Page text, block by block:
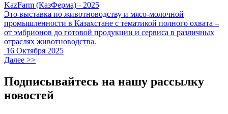
KazFarm (КазФерма) - 2025
Это выставка по животноводству и мясо-молочной
промышленности в Казахстане с тематикой полного охвата –
от эмбрионов до готовой продукции и сервиса в различных
отраслях животноводства.
16 Октября 2025
Далее >>
Подписывайтесь на нашу рассылку
новостей